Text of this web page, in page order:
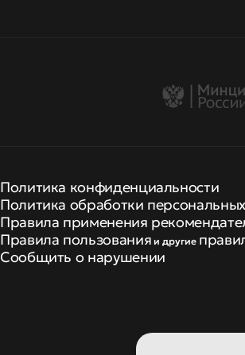
Политика конфиденциальности
Политика обработки
Правила применения
Правила пользования и другие
Сообщить о нарушении